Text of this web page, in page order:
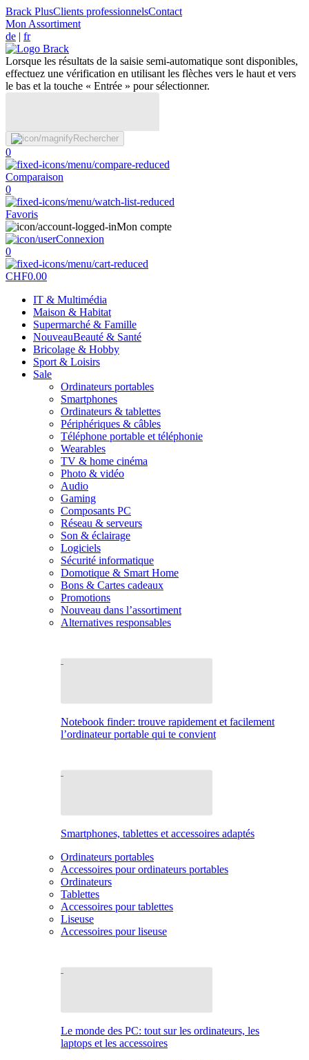
Brack PlusClients professionnelsContact
Mon Assortiment
de | fr
Lorsque les résultats de la saisie semi-automatique sont disponibles,
effectuez une vérification en utilisant les flèches vers le haut et vers
le bas et la touche « Entrée » pour sélectionner.
Rechercher
0
Comparaison
0
Favoris
Mon compte
Connexion
0
CHF0.00
IT & Multimédia
Maison & Habitat
Supermarché & Famille
NouveauBeauté & Santé
Bricolage & Hobby
Sport & Loisirs
Sale
Ordinateurs portables
Smartphones
Ordinateurs & tablettes
Périphériques & câbles
Téléphone portable et téléphonie
Wearables
TV & home cinéma
Photo & vidéo
Audio
Gaming
Composants PC
Réseau & serveurs
Son & éclairage
Logiciels
Sécurité informatique
Domotique & Smart Home
Bons & Cartes cadeaux
Promotions
Nouveau dans l’assortiment
Alternatives responsables
Notebook finder: trouve rapidement et facilement
l’ordinateur portable qui te convient
Smartphones, tablettes et accessoires adaptés
Ordinateurs portables
Accessoires pour ordinateurs portables
Ordinateurs
Tablettes
Accessoires pour tablettes
Liseuse
Accessoires pour liseuse
Le monde des PC: tout sur les ordinateurs, les
laptops et les accessoires